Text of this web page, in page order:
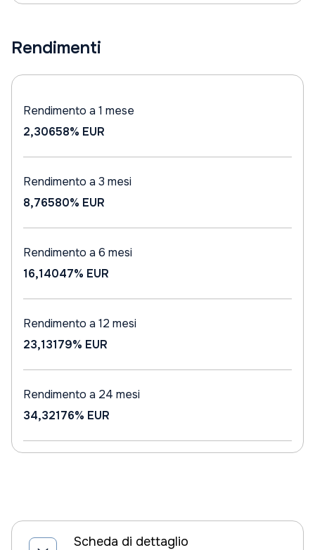
Rendimenti
Rendimento a 1 mese
2,30658% EUR
Rendimento a 3 mesi
8,76580% EUR
Rendimento a 6 mesi
16,14047% EUR
Rendimento a 12 mesi
23,13179% EUR
Rendimento a 24 mesi
34,32176% EUR
Scheda di dettaglio